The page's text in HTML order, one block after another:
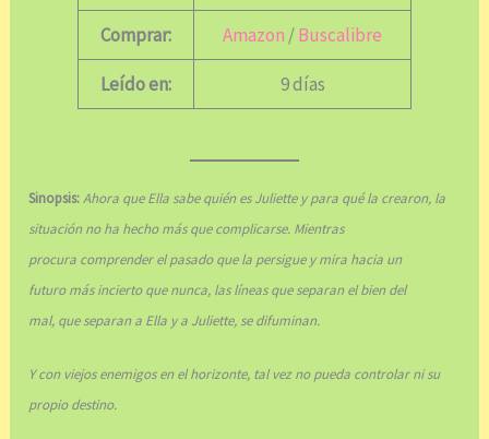
Comprar: Amazon/Buscalibre
Leído en: 9 días
Sinopsis:Ahora que Ella sabe quién es Juliette y para qué la crearon, la
situación no ha hecho más que complicarse. Mientras
procura comprender el pasado que la persigue y mira hacia un
futuro más incierto que nunca, las líneas que separan el bien del
mal, que separan a Ella y a Juliette, se difuminan.
Y con viejos enemigos en el horizonte, tal vez no pueda controlar ni su
propio destino.